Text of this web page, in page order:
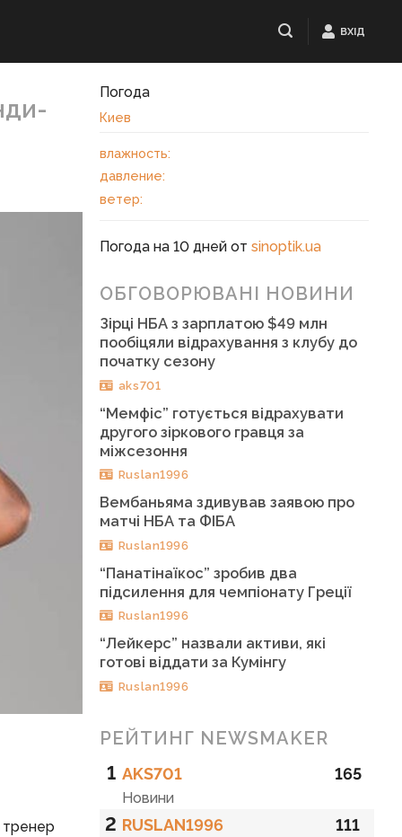
ВХІД
тренер
Погода
Киев
влажность:
давление:
ветер:
Погода на 10 дней отsinoptik.ua
ОБГОВОРЮВАНІ НОВИНИ
Зірці НБА з зарплатою $49 млн
пообіцяли відрахування з клубу до
початку сезону
aks701
“Мемфіс” готується відрахувати
другого зіркового гравця за
міжсезоння
Ruslan1996
Вембаньяма здивував заявою про
матчі НБА та ФІБА
Ruslan1996
“Панатінаїкос” зробив два
підсилення для чемпіонату Греції
Ruslan1996
“Лейкерс” назвали активи, які
готові віддати за Кумінгу
Ruslan1996
РЕЙТИНГ NEWSMAKER
1 AKS701
Новини
165
2 RUSLAN1996 111